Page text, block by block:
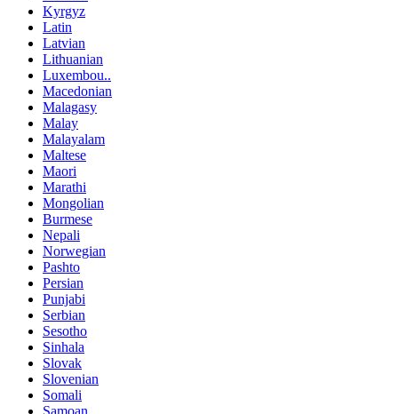
Kyrgyz
Latin
Latvian
Lithuanian
Luxembou..
Macedonian
Malagasy
Malay
Malayalam
Maltese
Maori
Marathi
Mongolian
Burmese
Nepali
Norwegian
Pashto
Persian
Punjabi
Serbian
Sesotho
Sinhala
Slovak
Slovenian
Somali